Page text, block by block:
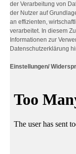
der Verarbeitung von
der Nutzer auf
an effizienten,
verarbeitet. In diesem
Informationen zur
Datenschutzerklärung
Einstellungen/